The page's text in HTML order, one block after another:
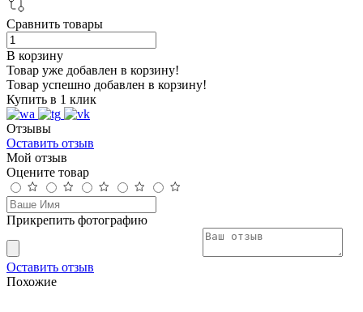
Сравнить товары
В корзину
Товар уже добавлен в корзину!
Товар успешно добавлен в корзину!
Купить в 1 клик
Отзывы
Оставить отзыв
Мой отзыв
Оцените товар
Прикрепить фотографию
Оставить отзыв
Похожие